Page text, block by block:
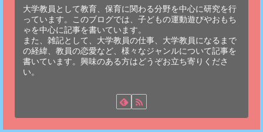
大学教員として教育、保育に関わる分野を中心に研究を行
っています。このブログでは、子どもの運動遊びやおもち
ゃを中心に記事を書いています。
また、雑記として、大学教員の仕事、大学教員になるまで
の経緯、教員の恋愛など、様々なジャンルについて記事を
書いています。興味のある方はどうぞお立ち寄りくださ
い。